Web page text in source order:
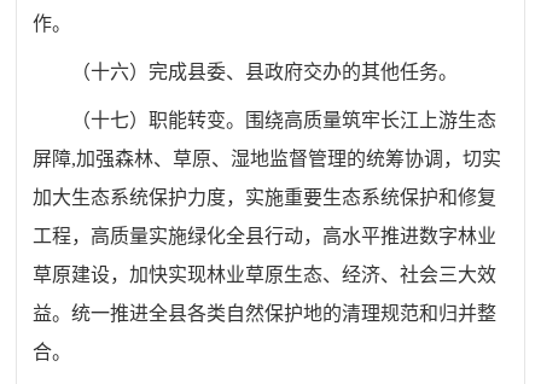
作。
（十六）完成县委、县政府交办的其他任务。
（十七）职能转变。围绕高质量筑牢长江上游生态
屏障,加强森林、草原、湿地监督管理的统筹协调，切实
加大生态系统保护力度，实施重要生态系统保护和修复
工程，高质量实施绿化全县行动，高水平推进数字林业
草原建设，加快实现林业草原生态、经济、社会三大效
益。统一推进全县各类自然保护地的清理规范和归并整
合。